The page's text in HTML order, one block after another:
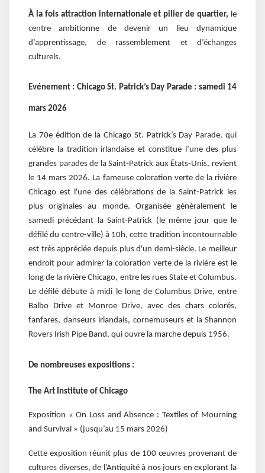
À la fois attraction internationale et pilier de quartier, le
centre ambitionne de devenir un lieu dynamique
d’apprentissage, de rassemblement et d’échanges
culturels.
Evénement : Chicago St. Patrick’s Day Parade : samedi 14
mars 2026
La 70e édition de la Chicago St. Patrick’s Day Parade, qui
célèbre la tradition irlandaise et constitue l’une des plus
grandes parades de la Saint-Patrick aux États-Unis, revient
le 14 mars 2026. La fameuse coloration verte de la rivière
Chicago est l'une des célébrations de la Saint-Patrick les
plus originales au monde. Organisée généralement le
samedi précédant la Saint-Patrick (le même jour que le
défilé du centre-ville) à 10h, cette tradition incontournable
est très appréciée depuis plus d'un demi-siècle. Le meilleur
endroit pour admirer la coloration verte de la rivière est le
long de la rivière Chicago, entre les rues State et Columbus.
Le défilé débute à midi le long de Columbus Drive, entre
Balbo Drive et Monroe Drive, avec des chars colorés,
fanfares, danseurs irlandais, cornemuseurs et la Shannon
Rovers Irish Pipe Band, qui ouvre la marche depuis 1956.
De nombreuses expositions :
The Art Institute of Chicago
Exposition « On Loss and Absence : Textiles of Mourning
and Survival » (jusqu’au 15 mars 2026)
Cette exposition réunit plus de 100 œuvres provenant de
cultures diverses, de l’Antiquité à nos jours en explorant la